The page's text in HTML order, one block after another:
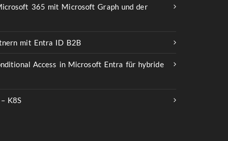
365 mit Microsoft Graph und der
mit Entra ID B2B
Access in Microsoft Entra für hybride
K8S